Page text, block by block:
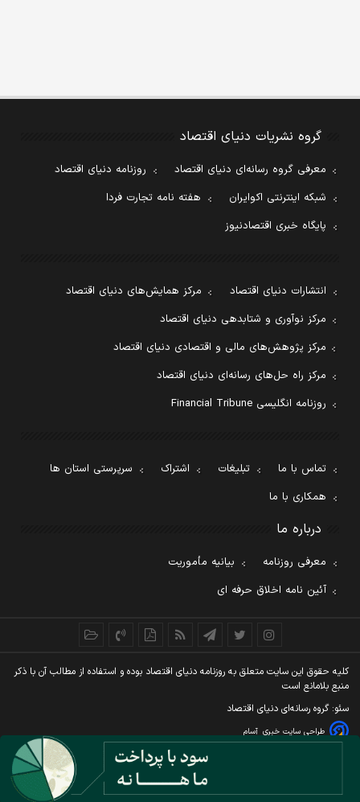
گروه نشریات دنیای اقتصاد
معرفی گروه رسانه‌ای دنیای اقتصاد
روزنامه دنیای اقتصاد
شبکه اینترنتی اکوایران
هفته نامه تجارت فردا
پایگاه خبری اقتصادنیوز
انتشارات دنیای اقتصاد
مرکز همایش‌های دنیای اقتصاد
مرکز نوآوری و شتابدهی دنیای اقتصاد
مرکز پژوهش‌های مالی و اقتصادی دنیای اقتصاد
مرکز راه حل‌های رسانه‌ای دنیای اقتصاد
روزنامه انگلیسی Financial Tribune
تماس با ما تبلیغات اشتراک
سرپرستی استان ها
همکاری با ما
درباره ما
معرفی روزنامه
بیانیه مأموریت
آئین نامه اخلاق حرفه ای
کليه حقوق اين سايت متعلق به روزنامه دنيای اقتصاد بوده و استفاده از مطالب آن با ذکر
منبع بلامانع است
سئو: گروه رسانه‌ای دنیای اقتصاد
طراحی سایت خبری آسام